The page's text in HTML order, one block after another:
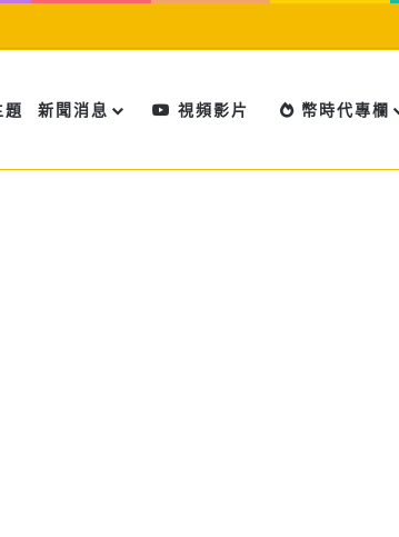
題 新聞消息 視頻影片 幣時代專欄